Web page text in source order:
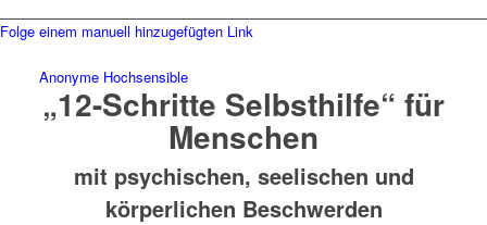
Folge einem manuell hinzugefügten Link
Anonyme Hochsensible
„12-Schritte Selbsthilfe“ für
Menschen
mit psychischen, seelischen und
körperlichen Beschwerden